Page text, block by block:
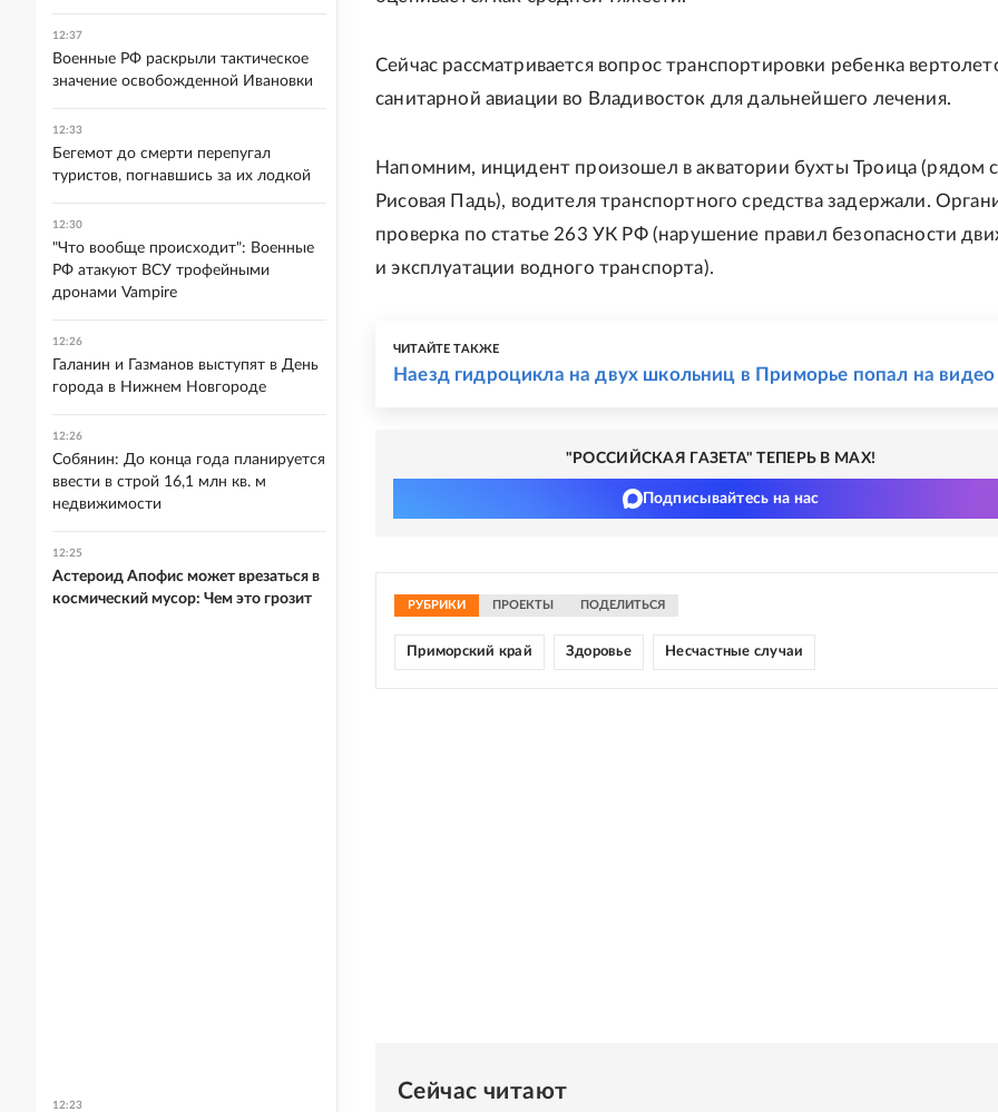
Сейчас рассматривается вопрос транспортировки ребенка
санитарной авиации во Владивосток для дальнейшего лечения.
Напомним, инцидент произошел в акватории бухты Троица (рядом
Рисовая Падь), водителя транспортного средства задержали.
проверка по статье 263 УК РФ (нарушение правил безопасности
и эксплуатации водного транспорта).
ЧИТАЙТЕ ТАКЖЕ
Наезд гидроцикла на двух школьниц в Приморье попал на видео
"РОССИЙСКАЯ ГАЗЕТА" ТЕПЕРЬ В MAX!
Подписывайтесь на нас
РУБРИКИ ПРОЕКТЫ ПОДЕЛИТЬСЯ
Приморский край Здоровье Несчастные случаи
Сейчас читают
12:37
Военные РФ раскрыли тактическое
значение освобожденной Ивановки
12:33
Бегемот до смерти перепугал
туристов, погнавшись за их лодкой
12:30
"Что вообще происходит": Военные
РФ атакуют ВСУ трофейными
дронами Vampire
12:26
Галанин и Газманов выступят в День
города в Нижнем Новгороде
12:26
Собянин: До конца года планируется
ввести в строй 16,1 млн кв. м
недвижимости
12:25
Астероид Апофис может врезаться в
космический мусор: Чем это грозит
12:23